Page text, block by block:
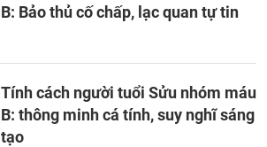
B: Bảo thủ cố chấp, lạc quan tự tin
Tính cách người tuổi Sửu nhóm máu
B: thông minh cá tính, suy nghĩ sáng
tạo